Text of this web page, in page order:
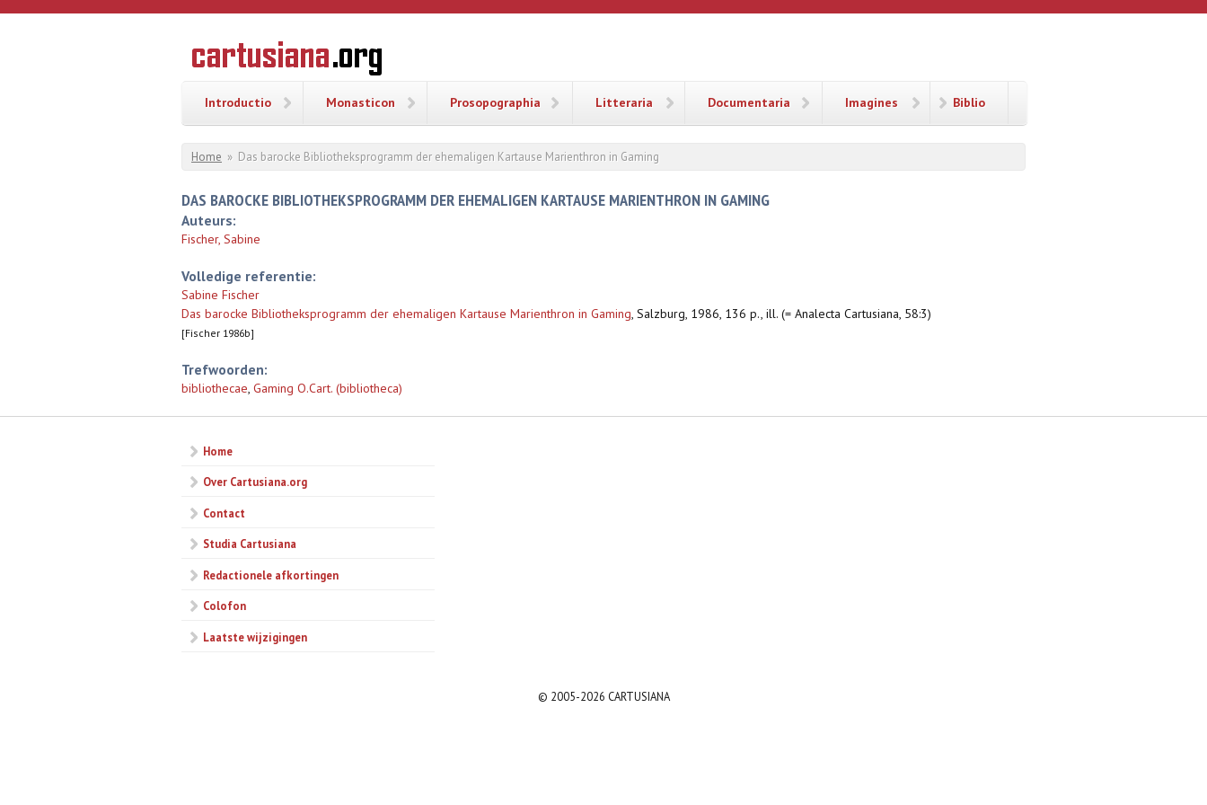
Overslaan en naar de inhoud gaan
CARTUSIANA
Geschiedenis
van de
Introductio Monasticon Prosopographia Litteraria Documentaria Imagines Biblio
U bent hier
Home » Das barocke Bibliotheksprogramm der ehemaligen Kartause Marienthron in Gaming
DAS BAROCKE BIBLIOTHEKSPROGRAMM DER EHEMALIGEN KARTAUSE MARIENTHRON IN GAMING
Auteurs:
Fischer, Sabine
Volledige referentie:
Sabine Fischer
Das barocke Bibliotheksprogramm der ehemaligen Kartause Marienthron in Gaming, Salzburg, 1986, 136 p., ill. (= Analecta Cartusiana, 58:3)
[Fischer 1986b]
Trefwoorden:
bibliothecae, Gaming O.Cart. (bibliotheca)
Home
Over Cartusiana.org
Contact
Studia Cartusiana
Redactionele afkortingen
Colofon
Laatste wijzigingen
© 2005-2026 CARTUSIANA